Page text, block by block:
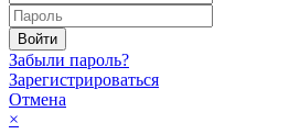
Забыли пароль?
Зарегистрироваться
Отмена
×